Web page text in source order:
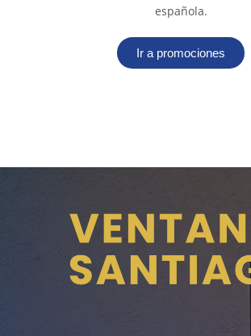
española.
Ir a promociones